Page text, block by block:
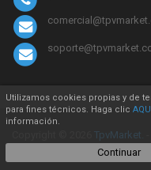
TpvMarket.
Utilizamos cookies propias y de
para fines técnicos. Haga clic
información.
Continuar